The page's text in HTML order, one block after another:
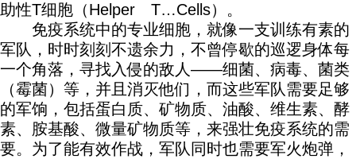
助性T细胞（Helper T…Cells）。
免疫系统中的专业细胞，就像一支训练有素的
军队，时时刻刻不遗余力，不曾停歇的巡逻身体每
一个角落，寻找入侵的敌人——细菌、病毒、菌类
（霉菌）等，并且消灭他们，而这些军队需要足够
的军饷，包括蛋白质、矿物质、油酸、维生素、酵
素、胺基酸、微量矿物质等，来强壮免疫系统的需
要。为了能有效作战，军队同时也需要军火炮弹，